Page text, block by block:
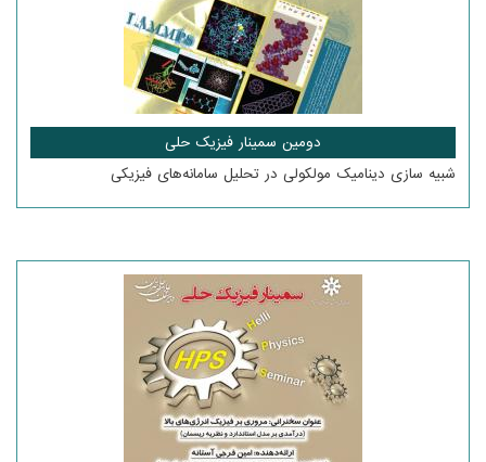
دومین سمینار فیزیک حلی
شبیه سازی دینامیک مولکولی در تحلیل سامانه‌های فیزیکی